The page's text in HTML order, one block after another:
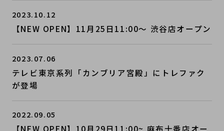
2023.10.12
【NEW OPEN】11月25日11:00～ 渋谷店オープン
2023.07.06
テレビ東京系列「カンブリア宮殿」にトレファク
が登場
2022.09.05
【NEW OPEN】10月29日11:00~ 麻布十番店オー